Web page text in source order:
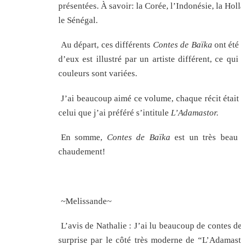
présentées. À savoir: la Corée, l’Indonésie, la
le Sénégal.
Au départ, ces différents Contes de Baïka ont
d’eux est illustré par un artiste différent, ce
couleurs sont variées.
J’ai beaucoup aimé ce volume, chaque récit
celui que j’ai préféré s’intitule L’Adamastor.
En somme, Contes de Baïka est un très
chaudement!
~Melissande~
L’avis de Nathalie : J’ai lu beaucoup de contes
surprise par le côté très moderne de